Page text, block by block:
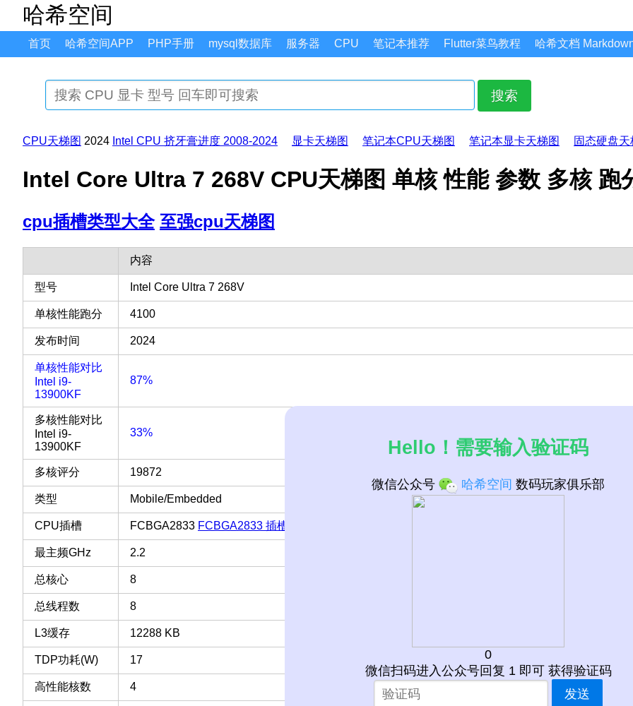
哈希空间
首页 哈希空间APP PHP手册 mysql数据库 服务器 CPU 笔记本推荐 Flutter菜鸟教程 哈希文档
搜索
CPU天梯图 2024 Intel CPU 挤牙膏进度 2008-2024 显卡天梯图 笔记本CPU天梯图 笔记本显卡天梯图 固态硬盘天
Intel Core Ultra 7 268V CPU天梯图 单核 性能 参数 多核 跑
cpu插槽类型大全 至强cpu天梯图
内容
型号 Intel Core Ultra 7 268V
单核性能跑分 4100
发布时间 2024
单核性能对比
Intel i9-
13900KF
87%
多核性能对比
Intel i9-
13900KF
33%
多核评分 19872
类型 Mobile/Embedded
CPU插槽 FCBGA2833 FCBGA2833 插槽 接口 CPU列表
最主频GHz 2.2
总核心 8
总线程数 8
L3缓存 12288 KB
TDP功耗(W) 17
高性能核数 4
Hello！需要输入验证码
微信公众号 哈希空间 数码玩家俱乐部
0
微信扫码进入公众号回复 1 即可 获得验证码
发送